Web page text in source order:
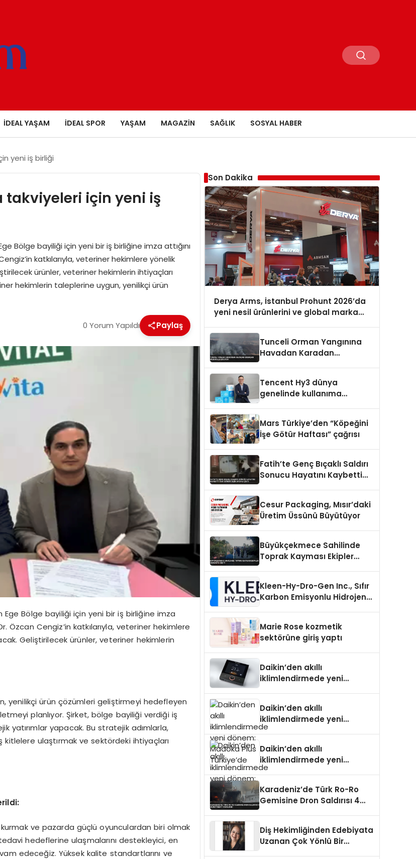
İDEAL YAŞAM İDEAL SPOR YAŞAM MAGAZIN SAĞLIK SOSYAL HABER
yeni iş birliği
takviyeleri için yeni iş
Bölge bayiliği için yeni bir iş birliğine imza attığını
katkılarıyla, veteriner hekimlere yönelik
ürünler, veteriner hekimlerin ihtiyaçları
hekimlerin taleplerine uygun, yenilikçi ürün
0 Yorum Yapıldı Paylaş
Ege Bölge bayiliği için yeni bir iş birliğine imza
Özcan Cengiz’in katkılarıyla, veteriner hekimlere
Geliştirilecek ürünler, veteriner hekimlerin
yenilikçi ürün çözümleri geliştirmeyi hedefleyen
planlıyor. Şirket, bölge bayiliği verdiği iş
yatırımlar yapacak. Bu stratejik adımlarla,
ulaştırmak ve sektördeki ihtiyaçları
kurmak ve pazarda güçlü oyunculardan biri olmak
hedeflerine ulaşmalarını destekleyici, en
edeceğiz. Yüksek kalite standartlarını ve
Son Dakika
Derya Arms, İstanbul Prohunt 2026’da
yeni nesil ürünlerini ve global marka
Tunceli Orman Yangınına
Havadan Karadan
Tencent Hy3 dünya
genelinde kullanıma
Mars Türkiye’den “Köpeğini
İşe Götür Haftası” çağrısı
Fatih’te Genç Bıçaklı Saldırı
Sonucu Hayatını Kaybetti
Cesur Packaging, Mısır’daki
Üretim Üssünü Büyütüyor
Büyükçekmece Sahilinde
Toprak Kayması Ekipler
Kleen-Hy-Dro-Gen Inc., Sıfır
Karbon Emisyonlu Hidrojen
Aldı
Marie Rose kozmetik
sektörüne giriş yaptı
Daikin’den akıllı
iklimlendirmede yeni
Daikin’den akıllı
iklimlendirmede yeni
dönem: Madoka Plus
Daikin’den akıllı
iklimlendirmede yeni
dönem: Madoka Plus
Karadeniz’de Türk Ro-Ro
Gemisine Dron Saldırısı 4
Diş Hekimliğinden Edebiyata
Uzanan Çok Yönlü Bir